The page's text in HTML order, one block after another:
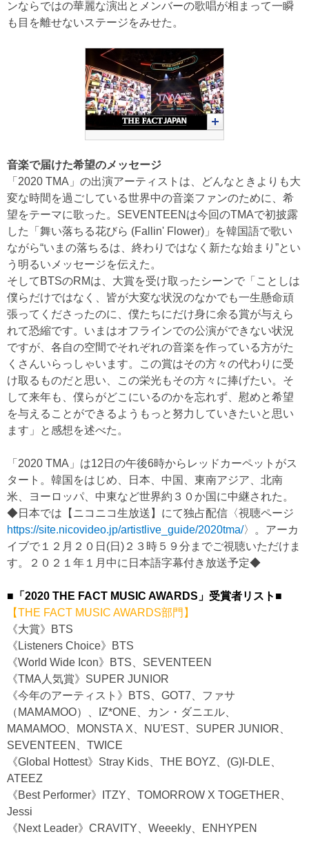
ンならではの華麗な演出とメンバーの歌唱が相まって一瞬
も目を離せないステージをみせた。
音楽で届けた希望のメッセージ
「2020 TMA」の出演アーティストは、どんなときよりも大
変な時間を過ごしている世界中の音楽ファンのために、希
望をテーマに歌った。SEVENTEENは今回のTMAで初披露
した「舞い落ちる花びら (Fallin' Flower)」を韓国語で歌い
ながら“いまの落ちるは、終わりではなく新たな始まり”とい
う明るいメッセージを伝えた。
そしてBTSのRMは、大賞を受け取ったシーンで「ことしは
僕らだけではなく、皆が大変な状況のなかでも一生懸命頑
張ってくださったのに、僕たちにだけ身に余る賞が与えら
れて恐縮です。いまはオフラインでの公演ができない状況
ですが、各自の空間でそれぞれの音楽を作っている方がた
くさんいらっしゃいます。この賞はその方々の代わりに受
け取るものだと思い、この栄光もその方々に捧げたい。そ
して来年も、僕らがどこにいるのかを忘れず、慰めと希望
を与えることができるようもっと努力していきたいと思い
ます」と感想を述べた。
「2020 TMA」は12日の午後6時からレッドカーペットがス
タート。韓国をはじめ、日本、中国、東南アジア、北南
米、ヨーロッパ、中東など世界約３０か国に中継された。
◆日本では【ニコニコ生放送】にて独占配信〈視聴ページ
https://site.nicovideo.jp/artistlive_guide/2020tma/〉。アーカ
イブで１２月２０日(日)２３時５９分までご視聴いただけま
す。２０２１年１月中に日本語字幕付き放送予定◆
■「2020 THE FACT MUSIC AWARDS」受賞者リスト■
【THE FACT MUSIC AWARDS部門】
《大賞》BTS
《Listeners Choice》BTS
《World Wide Icon》BTS、SEVENTEEN
《TMA人気賞》SUPER JUNIOR
《今年のアーティスト》BTS、GOT7、ファサ
（MAMAMOO）、IZ*ONE、カン・ダニエル、
MAMAMOO、MONSTA X、NU'EST、SUPER JUNIOR、
SEVENTEEN、TWICE
《Global Hottest》Stray Kids、THE BOYZ、(G)I-DLE、
ATEEZ
《Best Performer》ITZY、TOMORROW X TOGETHER、
Jessi
《Next Leader》CRAVITY、Weeekly、ENHYPEN